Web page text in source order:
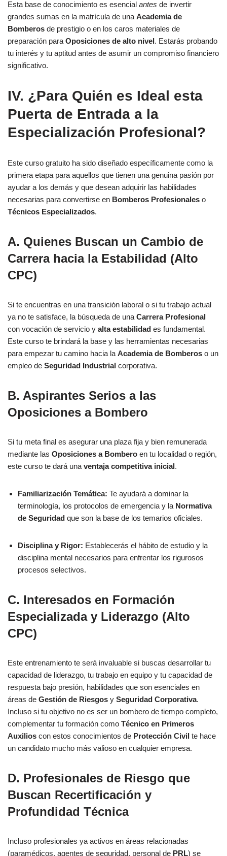
Esta base de conocimiento es esencial antes de invertir
grandes sumas en la matrícula de una Academia de
Bomberos de prestigio o en los caros materiales de
preparación para Oposiciones de alto nivel. Estarás probando
tu interés y tu aptitud antes de asumir un compromiso financiero
significativo.
IV. ¿Para Quién es Ideal esta
Puerta de Entrada a la
Especialización Profesional?
Este curso gratuito ha sido diseñado específicamente como la
primera etapa para aquellos que tienen una genuina pasión por
ayudar a los demás y que desean adquirir las habilidades
necesarias para convertirse en Bomberos Profesionales o
Técnicos Especializados.
A. Quienes Buscan un Cambio de
Carrera hacia la Estabilidad (Alto
CPC)
Si te encuentras en una transición laboral o si tu trabajo actual
ya no te satisface, la búsqueda de una Carrera Profesional
con vocación de servicio y alta estabilidad es fundamental.
Este curso te brindará la base y las herramientas necesarias
para empezar tu camino hacia la Academia de Bomberos o un
empleo de Seguridad Industrial corporativa.
B. Aspirantes Serios a las
Oposiciones a Bombero
Si tu meta final es asegurar una plaza fija y bien remunerada
mediante las Oposiciones a Bombero en tu localidad o región,
este curso te dará una ventaja competitiva inicial.
Familiarización Temática: Te ayudará a dominar la
terminología, los protocolos de emergencia y la Normativa
de Seguridad que son la base de los temarios oficiales.
Disciplina y Rigor: Establecerás el hábito de estudio y la
disciplina mental necesarios para enfrentar los rigurosos
procesos selectivos.
C. Interesados en Formación
Especializada y Liderazgo (Alto
CPC)
Este entrenamiento te será invaluable si buscas desarrollar tu
capacidad de liderazgo, tu trabajo en equipo y tu capacidad de
respuesta bajo presión, habilidades que son esenciales en
áreas de Gestión de Riesgos y Seguridad Corporativa.
Incluso si tu objetivo no es ser un bombero de tiempo completo,
complementar tu formación como Técnico en Primeros
Auxilios con estos conocimientos de Protección Civil te hace
un candidato mucho más valioso en cualquier empresa.
D. Profesionales de Riesgo que
Buscan Recertificación y
Profundidad Técnica
Incluso profesionales ya activos en áreas relacionadas
(paramédicos, agentes de seguridad, personal de PRL) se